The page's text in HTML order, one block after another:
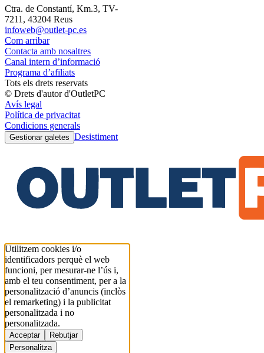
Ctra. de Constantí, Km.3, TV-
7211, 43204 Reus
infoweb@outlet-pc.es
Com arribar
Contacta amb nosaltres
Canal intern d’informació
Programa d’afiliats
Tots els drets reservats
© Drets d'autor d'OutletPC
Avís legal
Política de privacitat
Condicions generals
Gestionar galetes Desistiment
Utilitzem cookies i/o
identificadors perquè el web
funcioni, per mesurar-ne l’ús i,
amb el teu consentiment, per a la
personalització d’anuncis (inclòs
el remarketing) i la publicitat
personalitzada i no
personalitzada.
Acceptar
Rebutjar
Personalitza